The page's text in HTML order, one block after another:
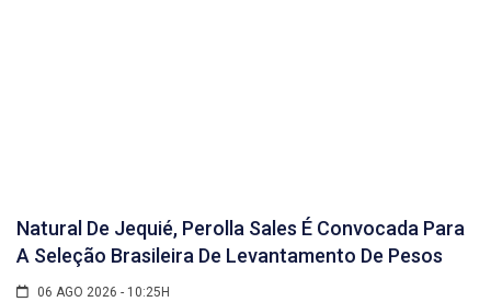
Natural De Jequié, Perolla Sales É Convocada Para
A Seleção Brasileira De Levantamento De Pesos
06 AGO 2026 - 10:25H